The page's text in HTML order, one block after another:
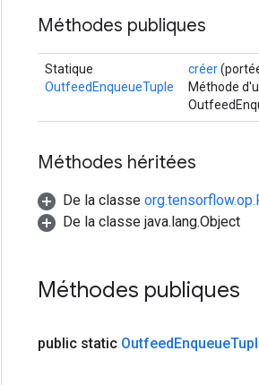
Méthodes publiques
Statique
OutfeedEnqueueTuple
créer
Méthode
Méthodes héritées
De la classe
De la classe java.lang.Object
Méthodes publiques
public static OutfeedEnqueue